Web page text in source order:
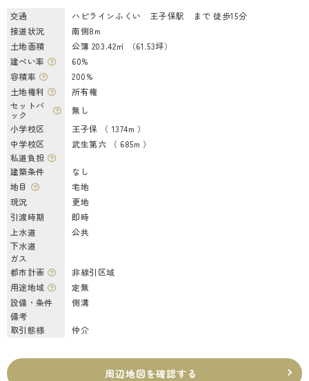
交通
ハピラインふくい 王子保駅 まで 徒歩15分
接道状況
南側8m
土地面積
公簿 203.42㎡ （61.53坪）
建ぺい率
60%
容積率
200%
土地権利
所有権
セットバ
ック
無し
小学校区
王子保 （ 1374m ）
中学校区
武生第六 （ 685m ）
私道負担
建築条件
なし
地目
宅地
現況
更地
引渡時期
即時
上水道
公共
下水道
ガス
都市計画
非線引区域
用途地域
定無
設備・条件
側溝
備考
取引態様
仲介
周辺地図を確認する